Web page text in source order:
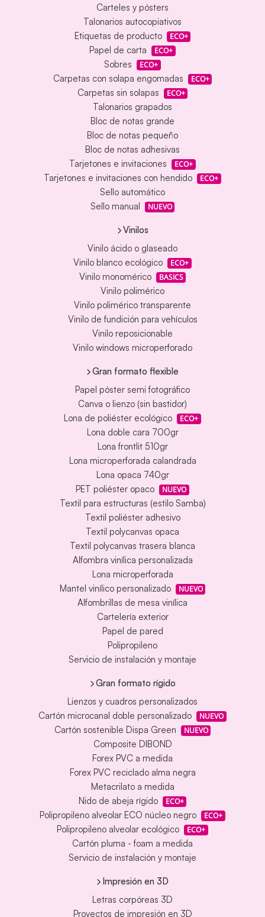
Carteles y pósters
Talonarios autocopiativos
Etiquetas de producto
ECO+
Papel de carta ECO+
Sobres ECO+
Carpetas con solapa engomadas ECO+
Carpetas sin solapas ECO+
Talonarios grapados
Bloc de notas grande
Bloc de notas pequeño
Bloc de notas adhesivas
Tarjetones e invitaciones
ECO+
Tarjetones e invitaciones con hendido ECO+
Sello automático
Sello manual
NUEVO
Vinilos
Vinilo ácido o glaseado
Vinilo blanco ecológico
ECO+
Vinilo monomérico BASICS
Vinilo polimérico
Vinilo polimérico transparente
Vinilo de fundición para vehículos
Vinilo reposicionable
Vinilo windows microperforado
Gran formato flexible
Papel póster semi fotográfico
Canva o lienzo (sin bastidor)
Lona de poliéster ecológico
ECO+
Lona doble cara 700gr
Lona frontlit 510gr
Lona microperforada calandrada
Lona opaca 740gr
PET poliéster opaco
NUEVO
Textil para estructuras (estilo Samba)
Textil poliéster adhesivo
Textil polycanvas opaca
Textil polycanvas trasera blanca
Alfombra vinílica personalizada
Lona microperforada
Mantel vinílico personalizado
NUEVO
Alfombrillas de mesa vinílica
Cartelería exterior
Papel de pared
Polipropileno
Servicio de instalación y montaje
Gran formato rígido
Lienzos y cuadros personalizados
Cartón microcanal doble personalizado
NUEVO
Cartón sostenible Dispa Green NUEVO
Composite DIBOND
Forex PVC a medida
Forex PVC reciclado alma negra
Metacrilato a medida
Nido de abeja rígido
ECO+
Polipropileno alveolar ECO núcleo negro ECO+
Polipropileno alveolar ecológico ECO+
Cartón pluma - foam a medida
Servicio de instalación y montaje
Impresión en 3D
Letras corpóreas 3D
Proyectos de impresión en 3D